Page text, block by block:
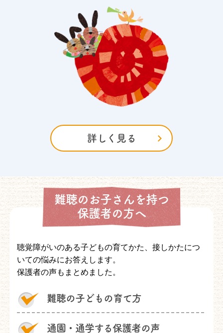
活躍する卒業生
10
詳しく見る
難聴のお子さんを持つ
保護者の方へ
聴覚障がいのある子どもの育てかた、接しかたにつ
いての悩みにお答えします。
保護者の声もまとめました。
難聴の子どもの育て方
通園・通学する保護者の声